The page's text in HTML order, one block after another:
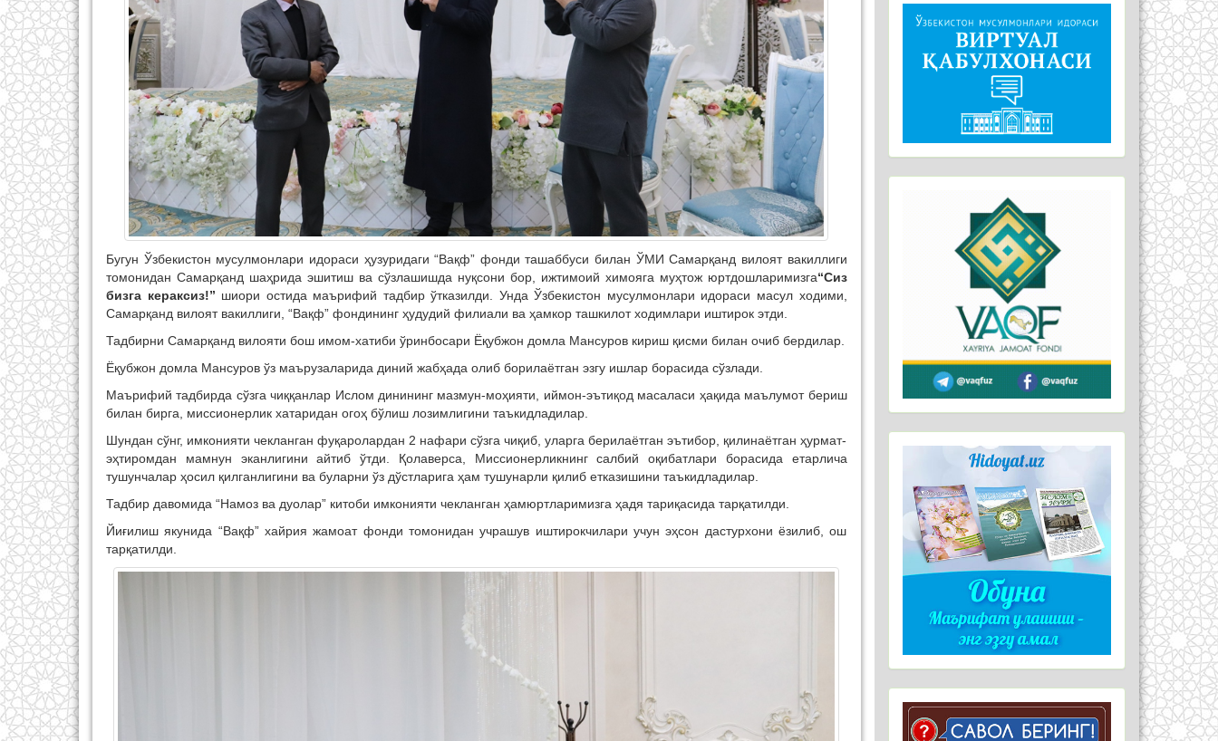
Бугун Ўзбекистон мусулмонлари идораси ҳузуридаги “Вақф” фонди ташаббуси билан ЎМИ Самарқанд вилоят вакиллиги
томонидан Самарқанд шаҳрида эшитиш ва сўзлашишда нуқсони бор, ижтимоий химояга муҳтож юртдошларимизга“Сиз
бизга кераксиз!” шиори остида маърифий тадбир ўтказилди. Унда Ўзбекистон мусулмонлари идораси масул ходими,
Самарқанд вилоят вакиллиги, “Вақф” фондининг ҳудудий филиали ва ҳамкор ташкилот ходимлари иштирок этди.
Тадбирни Самарқанд вилояти бош имом-хатиби ўринбосари Ёқубжон домла Мансуров кириш қисми билан очиб бердилар.
Ёқубжон домла Мансуров ўз маърузаларида диний жабҳада олиб борилаётган эзгу ишлар борасида сўзлади.
Маърифий тадбирда сўзга чиққанлар Ислом динининг мазмун-моҳияти, иймон-эътиқод масаласи ҳақида маълумот бериш
билан бирга, миссионерлик хатаридан огоҳ бўлиш лозимлигини таъкидладилар.
Шундан сўнг, имконияти чекланган фуқаролардан 2 нафари сўзга чиқиб, уларга берилаётган эътибор, қилинаётган ҳурмат-
эҳтиромдан мамнун эканлигини айтиб ўтди. Қолаверса, Миссионерликнинг салбий оқибатлари борасида етарлича
тушунчалар ҳосил қилганлигини ва буларни ўз дўстларига ҳам тушунарли қилиб етказишини таъкидладилар.
Тадбир давомида “Намоз ва дуолар” китоби имконияти чекланган ҳамюртларимизга ҳадя тариқасида тарқатилди.
Йиғилиш якунида “Вақф” хайрия жамоат фонди томонидан учрашув иштирокчилари учун эҳсон дастурхони ёзилиб, ош
тарқатилди.